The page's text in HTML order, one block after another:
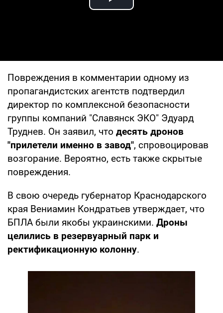
Play Video
Повреждения в комментарии одному из
пропагандистских агентств подтвердил
директор по комплексной безопасности
группы компаний "Славянск ЭКО" Эдуард
Труднев. Он заявил, что десять дронов
"прилетели именно в завод", спровоцировав
возгорание. Вероятно, есть также скрытые
повреждения.
В свою очередь губернатор Краснодарского
края Вениамин Кондратьев утверждает, что
БПЛА были якобы украинскими. Дроны
целились в резервуарный парк и
ректификационную колонну.